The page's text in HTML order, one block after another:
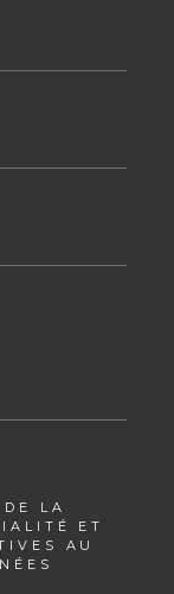
LA
ET
AU